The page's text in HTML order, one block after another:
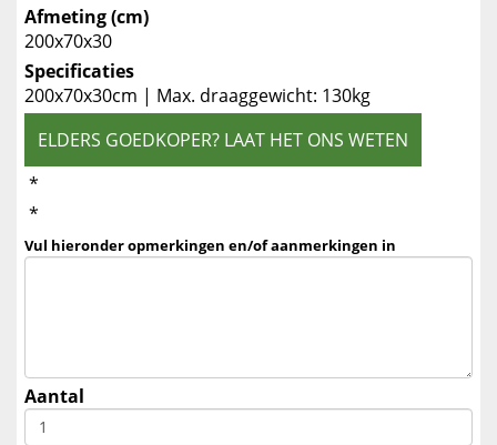
Afmeting (cm)
200x70x30
Specificaties
200x70x30cm | Max. draaggewicht: 130kg
ELDERS GOEDKOPER? LAAT HET ONS WETEN
*
*
Vul hieronder opmerkingen en/of aanmerkingen in
Aantal